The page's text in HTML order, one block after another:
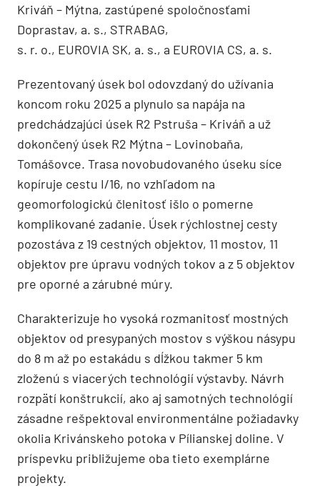
Kriváň – Mýtna, zastúpené spoločnosťami
Doprastav, a. s., STRABAG,
s. r. o., EUROVIA SK, a. s., a EUROVIA CS, a. s.
Prezentovaný úsek bol odovzdaný do užívania
koncom roku 2025 a plynulo sa napája na
predchádzajúci úsek R2 Pstruša – Kriváň a už
dokončený úsek R2 Mýtna – Lovinobaňa,
Tomášovce. Trasa novobudovaného úseku síce
kopíruje cestu I/16, no vzhľadom na
geomorfologickú členitosť išlo o pomerne
komplikované zadanie. Úsek rýchlostnej cesty
pozostáva z 19 cestných objektov, 11 mostov, 11
objektov pre úpravu vodných tokov a z 5 objektov
pre oporné a zárubné múry.
Charakterizuje ho vysoká rozmanitosť mostných
objektov od presypaných mostov s výškou násypu
do 8 m až po estakádu s dĺžkou takmer 5 km
zloženú s viacerých technológií výstavby. Návrh
rozpätí konštrukcií, ako aj samotných technológií
zásadne rešpektoval environmentálne požiadavky
okolia Krivánskeho potoka v Pílianskej doline. V
príspevku približujeme oba tieto exemplárne
projekty.